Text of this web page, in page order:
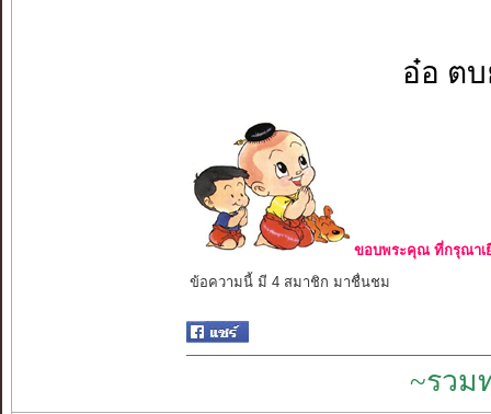
อ๋อ ตบ
ขอบพระคุณ ที่กรุณาเ
ข้อความนี้ มี 4 สมาชิก มาชื่นชม
~รวม